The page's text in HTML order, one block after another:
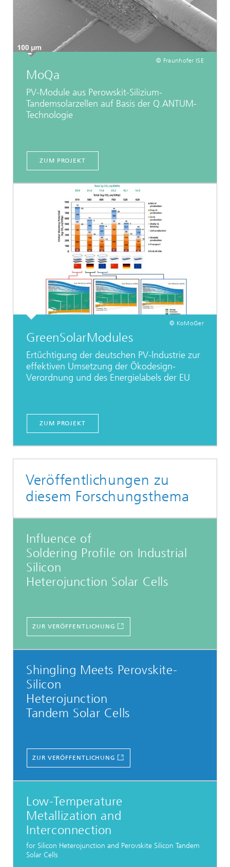
© Fraunhofer ISE
MoQa
PV-Module aus Perowskit-Silizium-
Tandemsolarzellen auf Basis der Q.ANTUM-
Technologie
ZUM PROJEKT
© KoMoGer
GreenSolarModules
Ertüchtigung der deutschen PV-lndustrie zur
effektiven Umsetzung der Ökodesign-
Verordnung und des Energielabels der EU
ZUM PROJEKT
Veröffentlichungen zu
diesem Forschungsthema
Influence of
Soldering Profile on Industrial
Silicon
Heterojunction Solar Cells
ZUR VERÖFFENTLICHUNG
Shingling Meets Perovskite-
Silicon
Heterojunction
Tandem Solar Cells
ZUR VERÖFFENTLICHUNG
Low-Temperature
Metallization and
Interconnection
for Silicon Heterojunction and Perovskite Silicon Tandem
Solar Cells